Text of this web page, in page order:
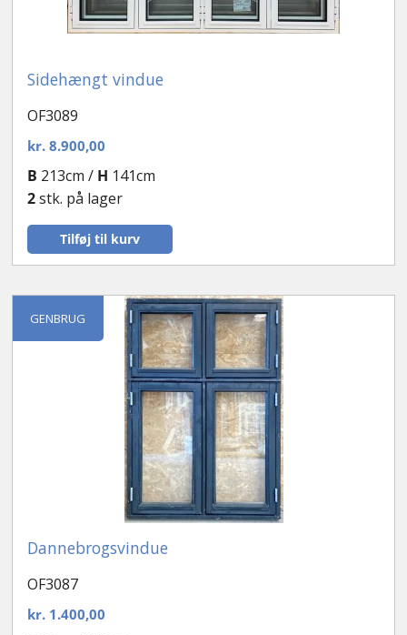
Sidehængt vindue
OF3089
kr.8.900,00
Tilføj til kurv
B 213cm / H 141cm
2stk. på lager
GENBRUG
Dannebrogsvindue
OF3087
kr.1.400,00